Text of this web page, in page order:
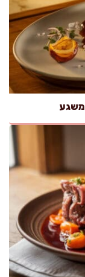
משגע